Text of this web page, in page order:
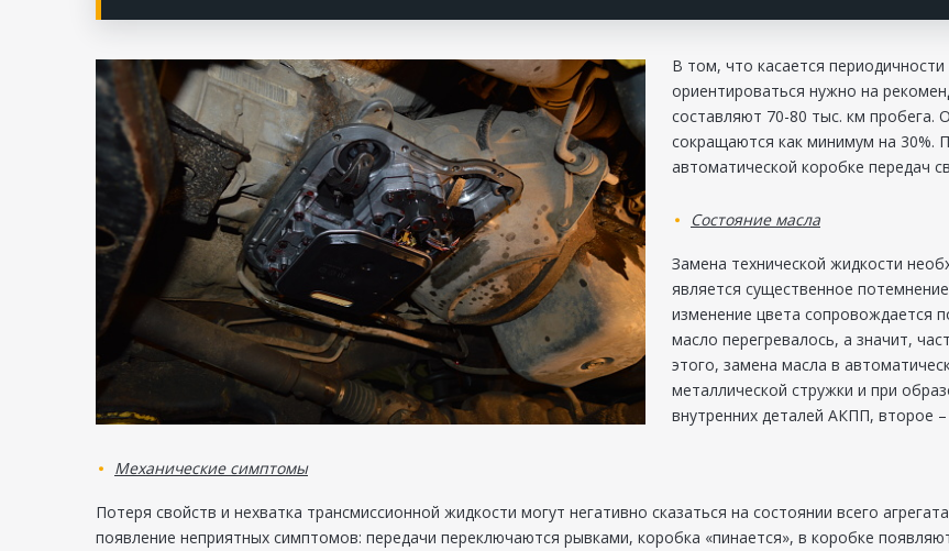
В том, что касается
ориентироваться нужно на
составляют 70-80 тыс. км пробега.
сокращаются как минимум на 30%.
автоматической коробке передач
Состояние масла
Замена технической жидкости
является существенное
изменение цвета сопровождается
масло перегревалось, а значит,
этого, замена масла в
металлической стружки и при
внутренних деталей АКПП, второе
Механические симптомы
Потеря свойств и нехватка трансмиссионной жидкости могут негативно сказаться на состоянии всего
появление неприятных симптомов: передачи переключаются рывками, коробка «пинается», в коробке